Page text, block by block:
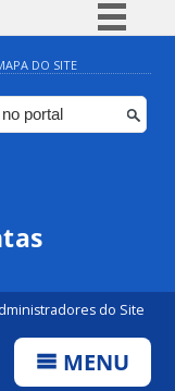
BR
Participe
Canais
DO SITE
do Site
MENU